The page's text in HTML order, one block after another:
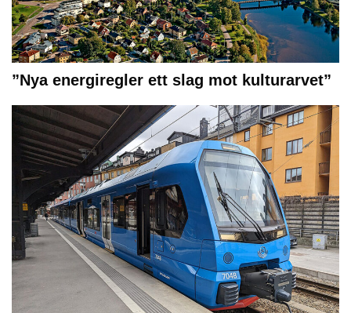
”Nya energiregler ett slag mot kulturarvet”